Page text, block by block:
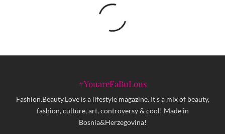
#YouareFaBuLous
Fashion.Beauty.Love is a lifestyle magazine. It's a mix of beauty,
fashion, culture, art, controversy & cool! Made in
Bosnia&Herzegovina!